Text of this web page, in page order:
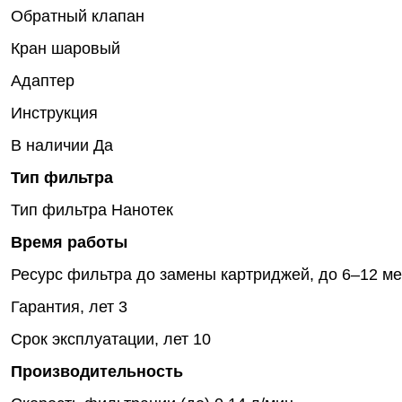
Обратный клапан
Кран шаровый
Адаптер
Инструкция
В наличии Да
Тип фильтра
Тип фильтра Нанотек
Время работы
Ресурс фильтра до замены картриджей, до 6–12
Гарантия, лет 3
Срок эксплуатации, лет 10
Производительность